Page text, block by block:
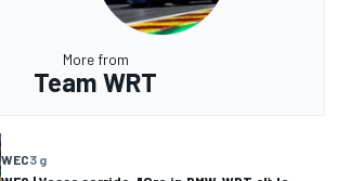
More from
Team WRT
WEC3 g